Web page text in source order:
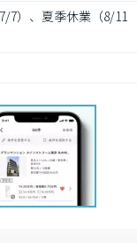
7）、夏季休業（8/11